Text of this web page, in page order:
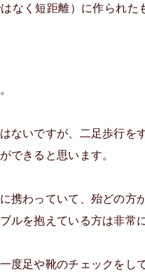
なく短距離）に作られ
ないですが、二足歩行を
できると思います。
携わっていて、殆どの方
ルを抱えている方は非常
度足や靴のチェックをし